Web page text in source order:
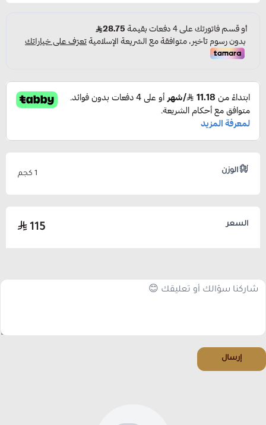
الوزن 1 كجم
السعر 115
إرسال